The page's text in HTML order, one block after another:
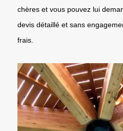
chères et vous pouvez lui
devis détaillé et sans
frais.